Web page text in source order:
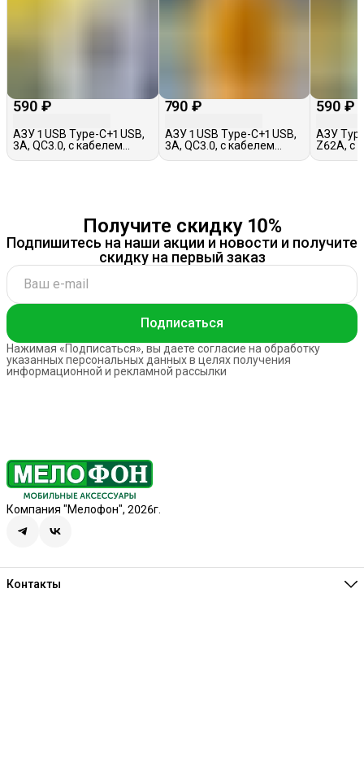
590 ₽
АЗУ 1 USB Type-C+1 USB,
3A, QC3.0, с кабелем
790 ₽
АЗУ 1 USB Type-C+1 USB,
3A, QC3.0, с кабелем
590 ₽
АЗУ
Z62A, с
Получите скидку 10%
Подпишитесь на наши акции и новости и получите
скидку на первый заказ
Подписаться
Нажимая «Подписаться», вы даете согласие на обработку
указанных персональных данных в целях получения
информационной и рекламной рассылки
Компания "Мелофон", 2026г.
Контакты